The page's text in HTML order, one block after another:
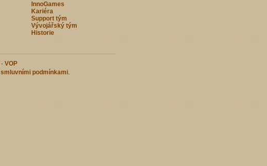
InnoGames
Kariéra
Support tým
Vývojářský tým
Historie
· VOP
smluvními podmínkami.